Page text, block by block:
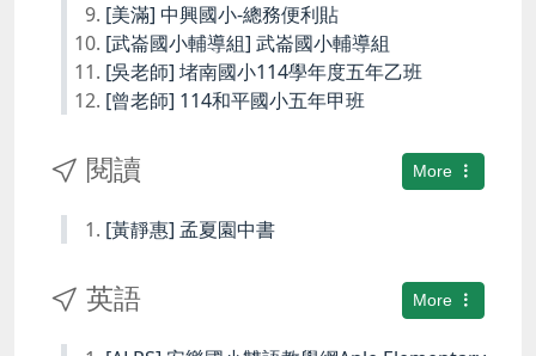
[美滿] 中興國小-總務便利貼
[武崙國小輔導組] 武崙國小輔導組
[吳老師] 堵南國小114學年度五年乙班
[曾老師] 114和平國小五年甲班
More
閱讀
[黃靜惠] 孟夏園中書
More
英語